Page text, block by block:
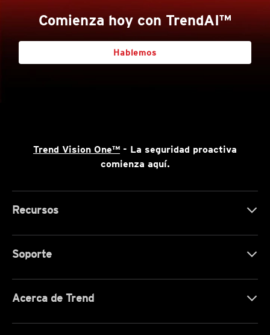
Comienza hoy con TrendAI™
Hablemos
Trend Vision One™ - La seguridad proactiva
comienza aquí.
Recursos
Soporte
Acerca de Trend